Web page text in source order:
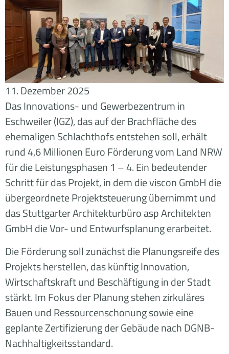
11. Dezember 2025
Das Innovations- und Gewerbezentrum in
Eschweiler (IGZ), das auf der Brachfläche des
ehemaligen Schlachthofs entstehen soll, erhält
rund 4,6 Millionen Euro Förderung vom Land NRW
für die Leistungsphasen 1 – 4. Ein bedeutender
Schritt für das Projekt, in dem die viscon GmbH die
übergeordnete Projektsteuerung übernimmt und
das Stuttgarter Architekturbüro asp Architekten
GmbH die Vor- und Entwurfsplanung erarbeitet.
Die Förderung soll zunächst die Planungsreife des
Projekts herstellen, das künftig Innovation,
Wirtschaftskraft und Beschäftigung in der Stadt
stärkt. Im Fokus der Planung stehen zirkuläres
Bauen und Ressourcenschonung sowie eine
geplante Zertifizierung der Gebäude nach DGNB-
Nachhaltigkeitsstandard.